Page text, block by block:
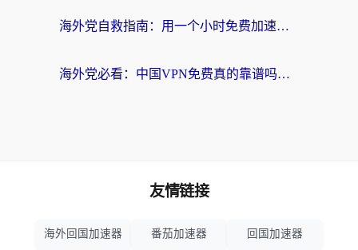
海外党自救指南：用一个小时免费加速器，轻松打破国内资源访问壁垒？
海外党必看：中国VPN免费真的靠谱吗？手把手教你选对回国加速器
友情链接
海外回国加速器 番茄加速器 回国加速器